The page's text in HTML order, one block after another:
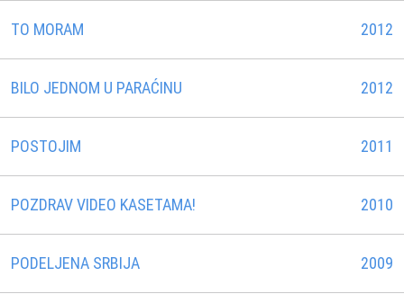
TO MORAM 2012
BILO JEDNOM U PARAĆINU 2012
POSTOJIM 2011
POZDRAV VIDEO KASETAMA! 2010
PODELJENA SRBIJA 2009